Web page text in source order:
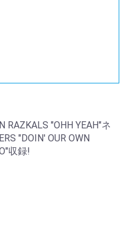
RAZKALS "OHH YEAH"ネ
"DOIN' OUR OWN
収録!